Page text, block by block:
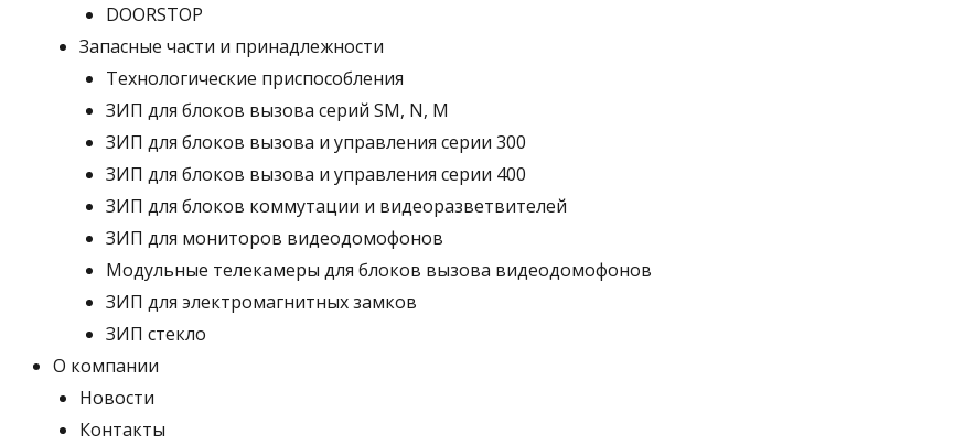
DOORSTOP
Запасные части и принадлежности
Технологические приспособления
ЗИП для блоков вызова серий SM, N, M
ЗИП для блоков вызова и управления серии 300
ЗИП для блоков вызова и управления серии 400
ЗИП для блоков коммутации и видеоразветвителей
ЗИП для мониторов видеодомофонов
Модульные телекамеры для блоков вызова видеодомофонов
ЗИП для электромагнитных замков
ЗИП стекло
О компании
Новости
Контакты